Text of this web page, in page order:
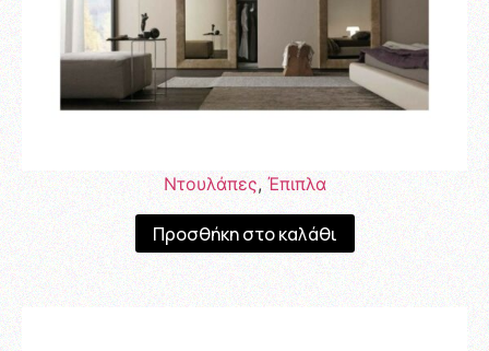
Ντουλάπες,Έπιπλα
Προσθήκη στο καλάθι